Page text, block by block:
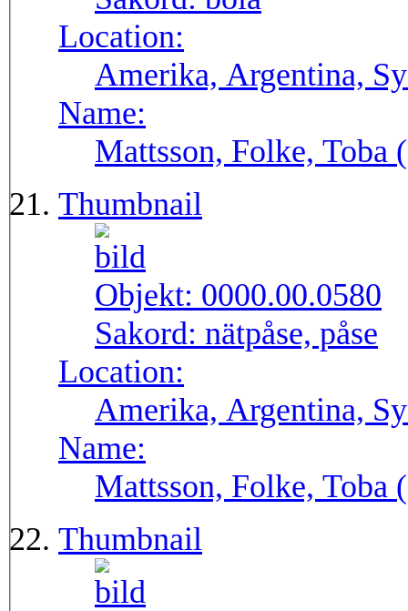
Location:
Amerika, Argentina,
Name:
Mattsson, Folke, Toba
Thumbnail
Objekt: 0000.00.0580
Sakord: nätpåse, påse
Location:
Amerika, Argentina,
Name:
Mattsson, Folke, Toba
Thumbnail